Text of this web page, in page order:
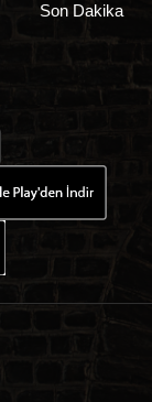
Son Dakika